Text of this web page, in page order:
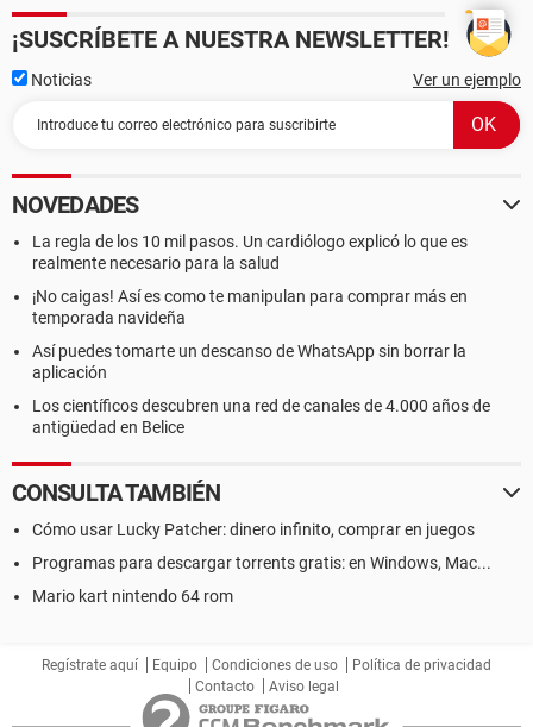
¡SUSCRÍBETE A NUESTRA NEWSLETTER!
Noticias Ver un ejemplo
NOVEDADES
La regla de los 10 mil pasos. Un cardiólogo explicó lo que es
realmente necesario para la salud
¡No caigas! Así es como te manipulan para comprar más en
temporada navideña
Así puedes tomarte un descanso de WhatsApp sin borrar la
aplicación
Los científicos descubren una red de canales de 4.000 años de
antigüedad en Belice
CONSULTA TAMBIÉN
Cómo usar Lucky Patcher: dinero infinito, comprar en juegos
Programas para descargar torrents gratis: en Windows, Mac...
Mario kart nintendo 64 rom
Regístrate aquí Equipo Condiciones de uso
Política de privacidad
Contacto
Aviso legal